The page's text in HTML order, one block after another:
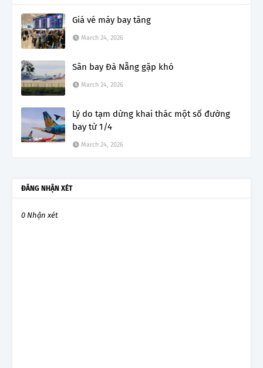
Giá vé máy bay tăng
March 24, 2026
Sân bay Đà Nẵng gặp khó
March 24, 2026
Lý do tạm dừng khai thác một số đường
bay từ 1/4
March 24, 2026
ĐĂNG NHẬN XÉT
0 Nhận xét